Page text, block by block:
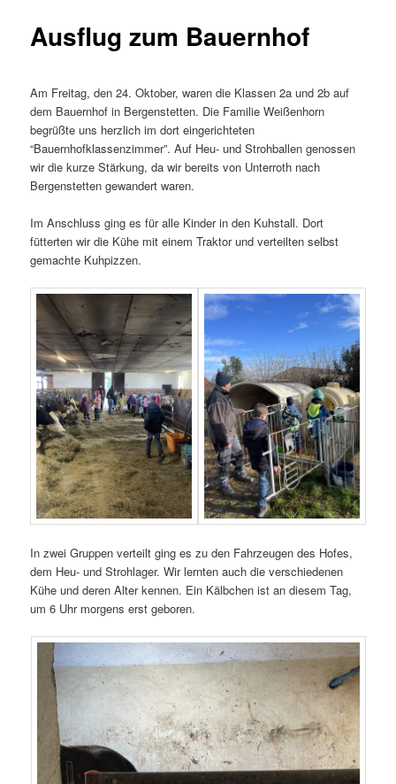
Ausflug zum Bauernhof
Am Freitag, den 24. Oktober, waren die Klassen 2a und 2b auf
dem Bauernhof in Bergenstetten. Die Familie Weißenhorn
begrüßte uns herzlich im dort eingerichteten
“Bauernhofklassenzimmer”. Auf Heu- und Strohballen genossen
wir die kurze Stärkung, da wir bereits von Unterroth nach
Bergenstetten gewandert waren.
Im Anschluss ging es für alle Kinder in den Kuhstall. Dort
fütterten wir die Kühe mit einem Traktor und verteilten selbst
gemachte Kuhpizzen.
In zwei Gruppen verteilt ging es zu den Fahrzeugen des Hofes,
dem Heu- und Strohlager. Wir lernten auch die verschiedenen
Kühe und deren Alter kennen. Ein Kälbchen ist an diesem Tag,
um 6 Uhr morgens erst geboren.